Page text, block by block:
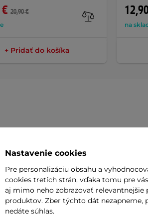
20,90 €
+ Pridať do košíka
na
športom. Práve preto je
Aphares, ktorá vás ochráni
tuku až po horúce
stáť pri grile a len si
Nastavenie cookies
Pre personalizáciu obsahu a
cookies tretích strán, vďaka tomu pre
aj mimo neho zobrazovať relevantnejšie
produktov. Zber týchto dát nezapneme,
nedáte súhlas.